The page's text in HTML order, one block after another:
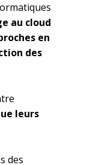
au cloud
en
des
leurs
des